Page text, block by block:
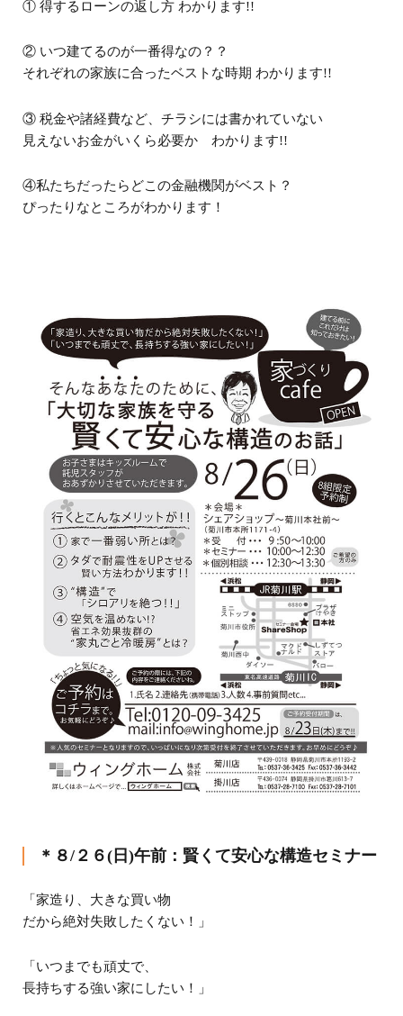
① 得するローンの返し方 わかります!!
② いつ建てるのが一番得なの？？
それぞれの家族に合ったベストな時期 わかります!!
③ 税金や諸経費など、チラシには書かれていない
見えないお金がいくら必要か わかります!!
④私たちだったらどこの金融機関がベスト？
ぴったりなところがわかります！
＊８/２６(日)午前：賢くて安心な構造セミナー
「家造り、大きな買い物
だから絶対失敗したくない！」
「いつまでも頑丈で、
長持ちする強い家にしたい！」